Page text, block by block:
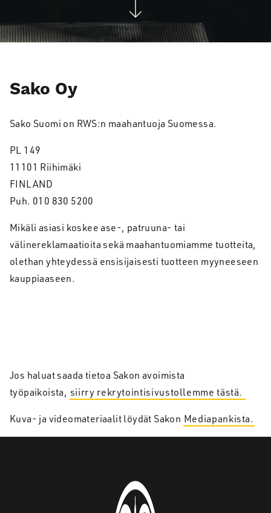
Sako Oy
Sako Suomi on RWS:n maahantuoja Suomessa.
PL 149
11101 Riihimäki
FINLAND
Puh. 010 830 5200
Mikäli asiasi koskee ase-, patruuna- tai
välinereklamaatioita sekä maahantuomiamme tuotteita,
olethan yhteydessä ensisijaisesti tuotteen myyneeseen
kauppiaaseen.
Jos haluat saada tietoa Sakon avoimista
työpaikoista, siirry rekrytointisivustollemme tästä.
Kuva- ja videomateriaalit löydät Sakon Mediapankista.